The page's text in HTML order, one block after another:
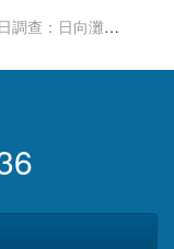
日調查：日向灘及
率高